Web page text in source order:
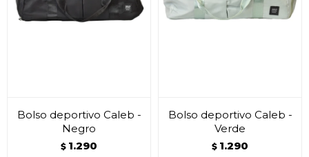
Bolso deportivo Caleb -
Negro
$ 1.290
Bolso deportivo Caleb -
Verde
$ 1.290